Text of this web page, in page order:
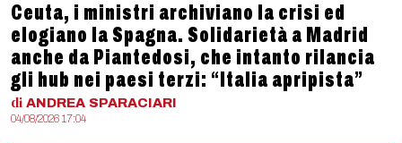
Ceuta, i ministri archiviano la crisi ed
elogiano la Spagna. Solidarietà a Madrid
anche da Piantedosi, che intanto rilancia
gli hub nei paesi terzi: “Italia apripista”
di ANDREA SPARACIARI
04/08/2026 17:04